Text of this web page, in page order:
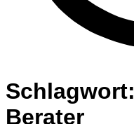
Schlagwort:
Berater